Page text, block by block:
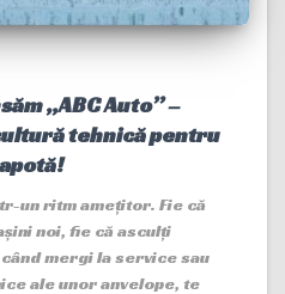
„ABC Auto” –
tehnică pentru
un ritm amețitor. Fie că
noi, fie că asculți
mergi la service sau
ale unor anvelope, te